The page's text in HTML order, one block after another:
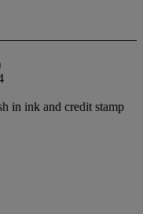
in ink and credit stamp